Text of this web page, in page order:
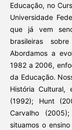
Educação, no
Universidade
que já vem
brasileiras
Abordamos a
1982 a 2006,
da Educação.
História Cultural,
(1992); Hunt
Carvalho
situamos o